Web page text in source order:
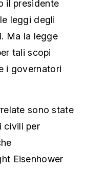
il presidente
leggi degli
Ma la legge
tali scopi
i governatori
sono state
civili per
Eisenhower